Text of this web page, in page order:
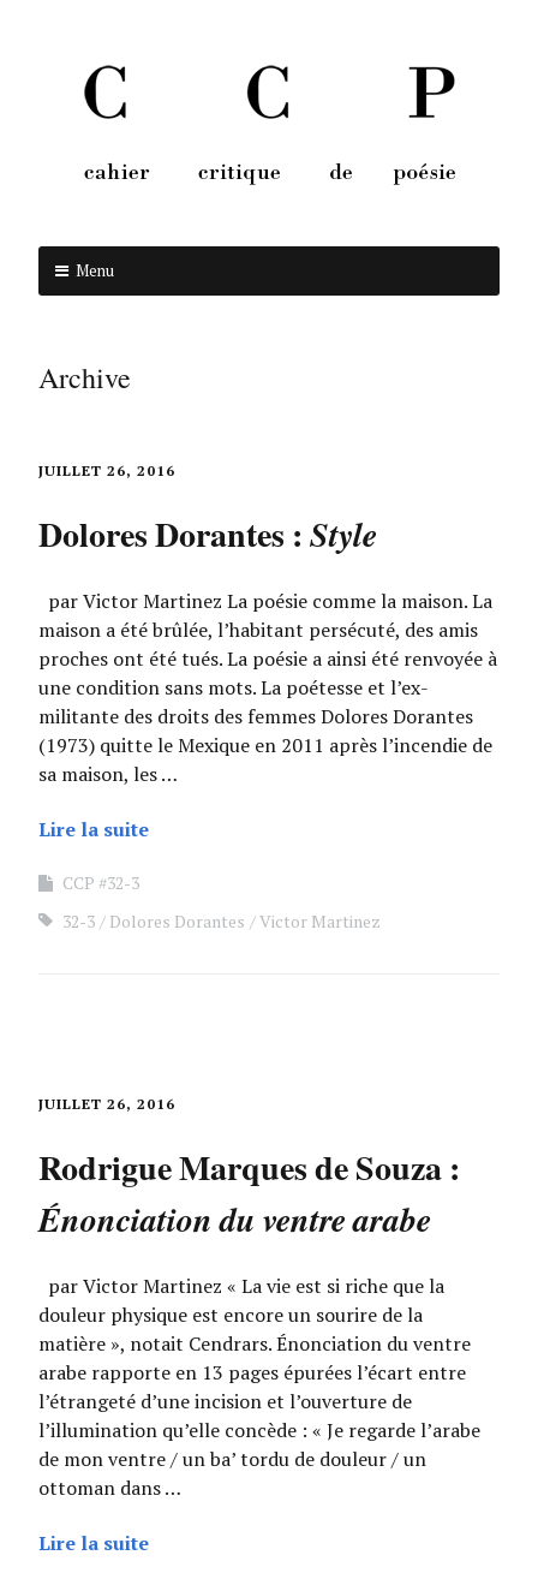
Menu
Archive
JUILLET 26, 2016
Dolores Dorantes : Style
par Victor Martinez La poésie comme la maison. La
maison a été brûlée, l’habitant persécuté, des amis
proches ont été tués. La poésie a ainsi été renvoyée à
une condition sans mots. La poétesse et l’ex-
militante des droits des femmes Dolores Dorantes
(1973) quitte le Mexique en 2011 après l’incendie de
sa maison, les …
Lire la suite
CCP #32-3
32-3
Dolores Dorantes Victor Martinez
JUILLET 26, 2016
Rodrigue Marques de Souza :
Énonciation du ventre arabe
par Victor Martinez « La vie est si riche que la
douleur physique est encore un sourire de la
matière », notait Cendrars. Énonciation du ventre
arabe rapporte en 13 pages épurées l’écart entre
l’étrangeté d’une incision et l’ouverture de
l’illumination qu’elle concède : « Je regarde l’arabe
de mon ventre / un ba’ tordu de douleur / un
ottoman dans …
Lire la suite